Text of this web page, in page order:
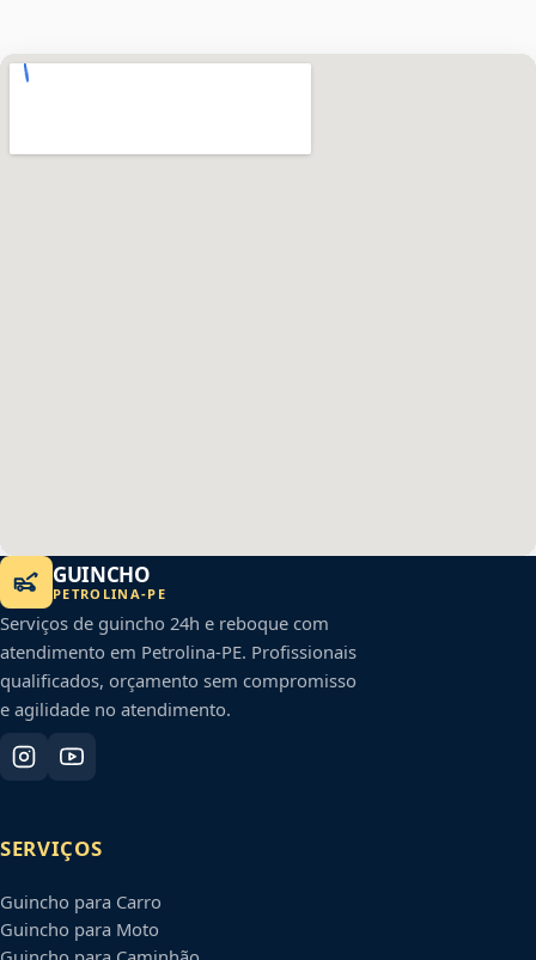
GUINCHO
PETROLINA-PE
Serviços de guincho 24h e reboque com
atendimento em Petrolina-PE. Profissionais
qualificados, orçamento sem compromisso
e agilidade no atendimento.
SERVIÇOS
Guincho para Carro
Guincho para Moto